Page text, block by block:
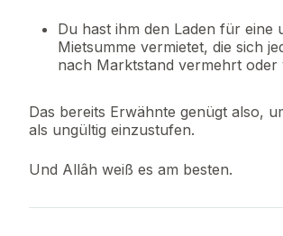
Du hast ihm den Laden für eine
Mietsumme vermietet, die sich
nach Marktstand vermehrt oder
Das bereits Erwähnte genügt also,
als ungültig einzustufen.
Und Allâh weiß es am besten.